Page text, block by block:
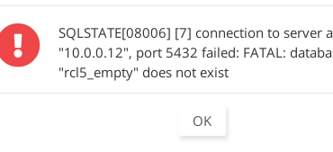
SQLSTATE[08006] [7] connection to server
"10.0.0.12", port 5432 failed: FATAL:
"rcl5_empty" does not exist
OK